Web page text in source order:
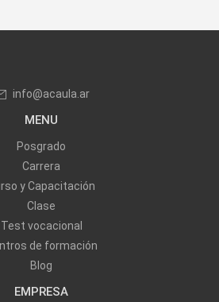
info@acaula.ar
MENU
Posgrado
Carrera
y Capacitación
Clase
Test vocacional
de formación
Blog
EMPRESA